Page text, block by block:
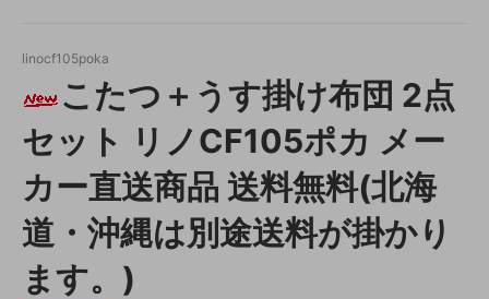
linocf105poka
こたつ＋うす掛け布団 2点
セット リノCF105ポカ メー
カー直送商品 送料無料(北海
道・沖縄は別途送料が掛かり
ます。)